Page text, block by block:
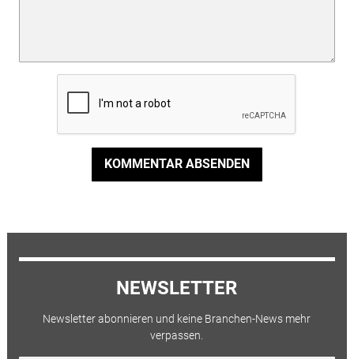
KOMMENTAR ABSENDEN
NEWSLETTER
Newsletter abonnieren und keine Branchen-News mehr
verpassen.